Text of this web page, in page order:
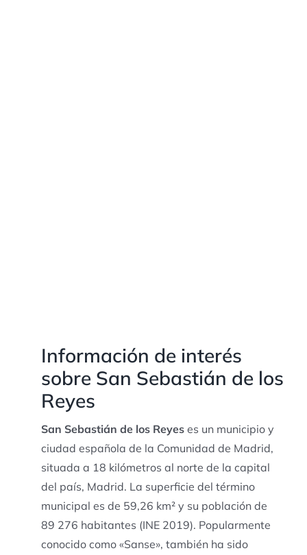
Información de interés
sobre San Sebastián de los
Reyes
San Sebastián de los Reyeses un municipio y
ciudad española de la Comunidad de Madrid,
situada a 18 kilómetros al norte de la capital
del país, Madrid.​ La superficie del término
municipal es de 59,26 km² y su población de
89 276 habitantes (INE 2019). Popularmente
conocido como «Sanse», también ha sido